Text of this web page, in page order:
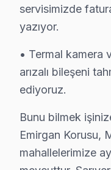
Sarıyer Regal
Sarıyer'da
Sarıyer Regal
Sarıyer'da
Regal Servis
Uskumruköy
servisimizde
yazıyor.
• Termal kamera
arızalı bileşeni
ediyoruz.
Bunu bilmek
Emirgan Korusu,
mahallelerimize